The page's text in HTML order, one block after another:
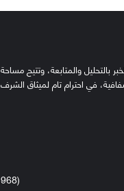
بالتحليل والمتابعة، وتتيح مساحة
في احترام تام لميثاق الشرف
(2٬968)